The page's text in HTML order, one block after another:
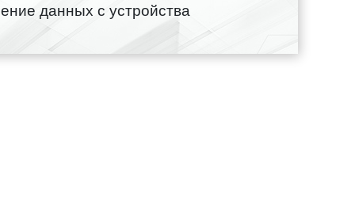
данных с устройства